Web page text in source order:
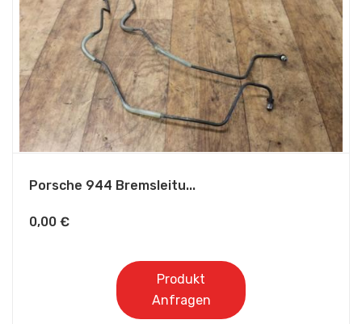
Porsche 944 Bremsleitu...
0,00 €
Produkt
Anfragen